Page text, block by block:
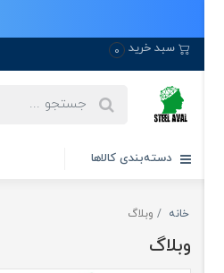
سبد خرید 0
دسته‌بندی کالاها
خانه وبلاگ
وبلاگ